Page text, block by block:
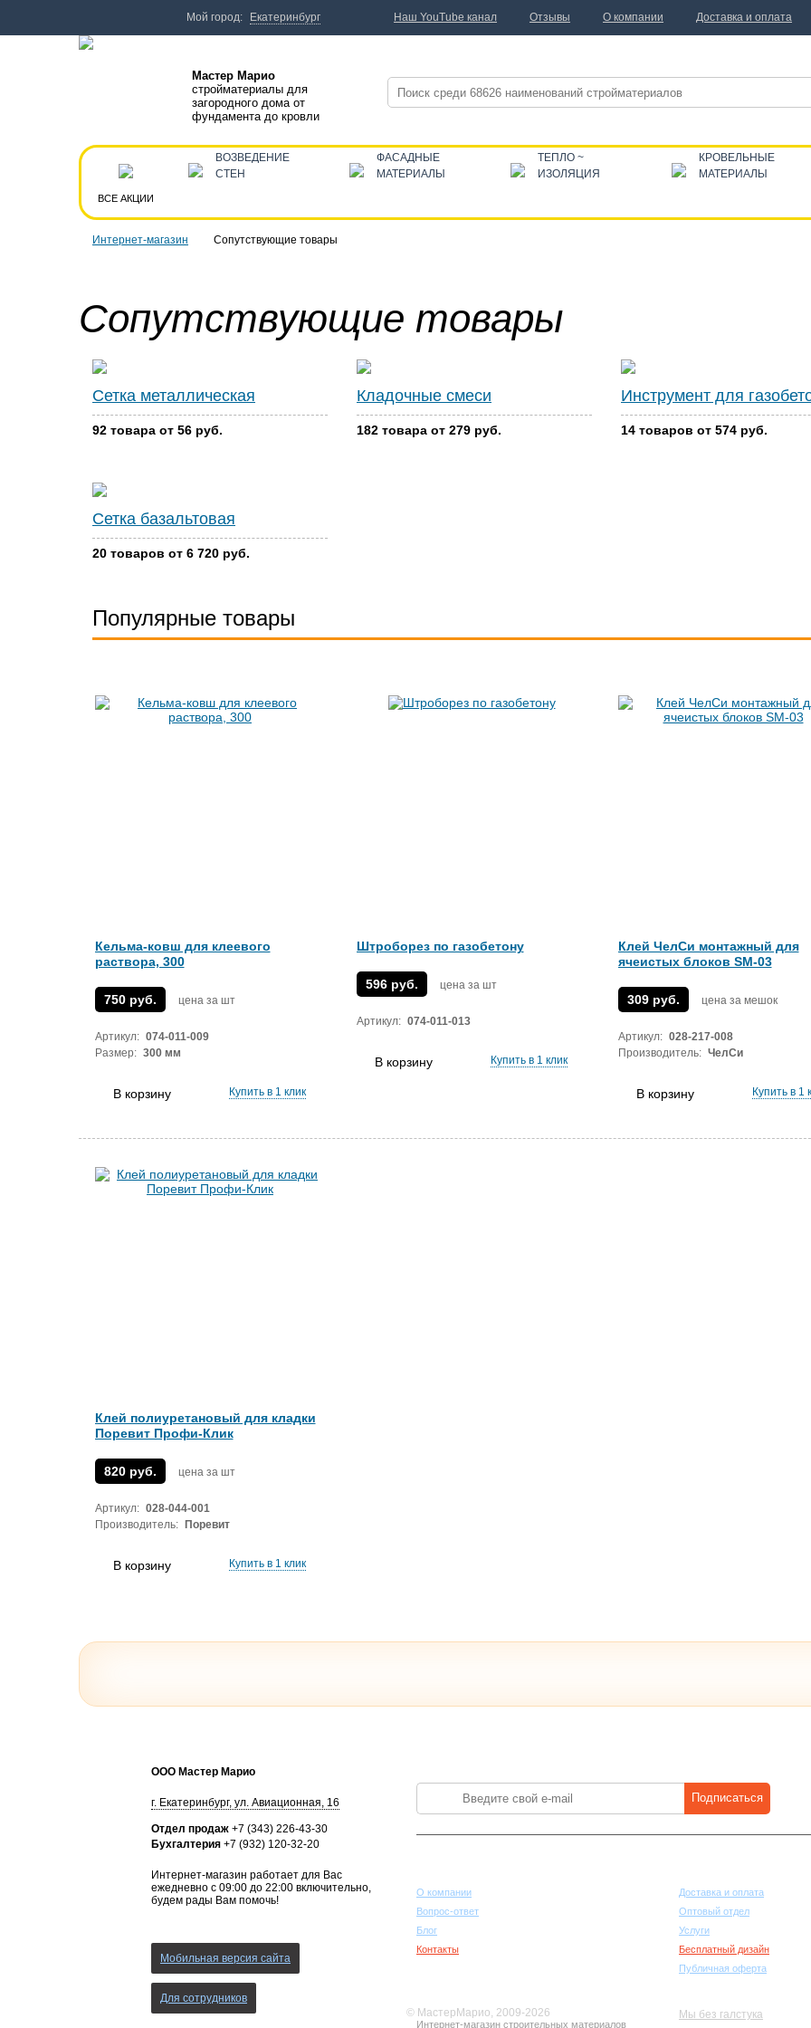
Интернет-магазин Сопутствующие товары
Сопутствующие товары
Сетка металлическая
92 товара от 56 руб.
Кладочные смеси
182 товара от 279 руб.
Инструмент для
14 товаров от 574 руб.
Сетка базальтовая
20 товаров от 6 720 руб.
Популярные товары
Кельма-ковш для клеевого
раствора, 300
750 руб. цена за шт
Артикул: 074-011-009
Размер: 300 мм
В корзину Купить в 1 клик
Штроборез по газобетону
596 руб. цена за шт
Артикул: 074-011-013
В корзину Купить в 1 клик
Клей ЧелСи монтажный для
ячеистых блоков SM-03
309 руб. цена за мешок
Артикул: 028-217-008
Производитель: ЧелСи
В корзину Купить в 1
Клей полиуретановый для кладки
Поревит Профи-Клик
820 руб. цена за шт
Артикул: 028-044-001
Производитель:
Поревит
В корзину Купить в 1 клик
Мастер Марио
стройматериалы для
загородного дома от
фундамента до кровли
ВСЕ АКЦИИ
ВОЗВЕДЕНИЕ
СТЕН
ФАСАДНЫЕ
МАТЕРИАЛЫ
ТЕПЛО ~
ИЗОЛЯЦИЯ
КРОВЕЛЬНЫЕ
МАТЕРИАЛЫ
ООО Мастер Марио
г. Екатеринбург, ул. Авиационная, 16
Отдел продаж +7 (343) 226-43-30
Бухгалтерия +7 (932) 120-32-20
Интернет-магазин работает для Вас
ежедневно с 09:00 до 22:00 включительно,
будем рады Вам помочь!
Мобильная версия сайта
Для сотрудников
Подписаться
О компании
Вопрос-ответ
Блог
Контакты
Доставка и оплата
Оптовый отдел
Услуги
Бесплатный дизайн
Публичная оферта
© МастерМарио, 2009-2026
Интернет-магазин строительных материалов
Мы без галстука
Мой город: Екатеринбург Наш YouTube канал Отзывы О компании Доставка и оплата